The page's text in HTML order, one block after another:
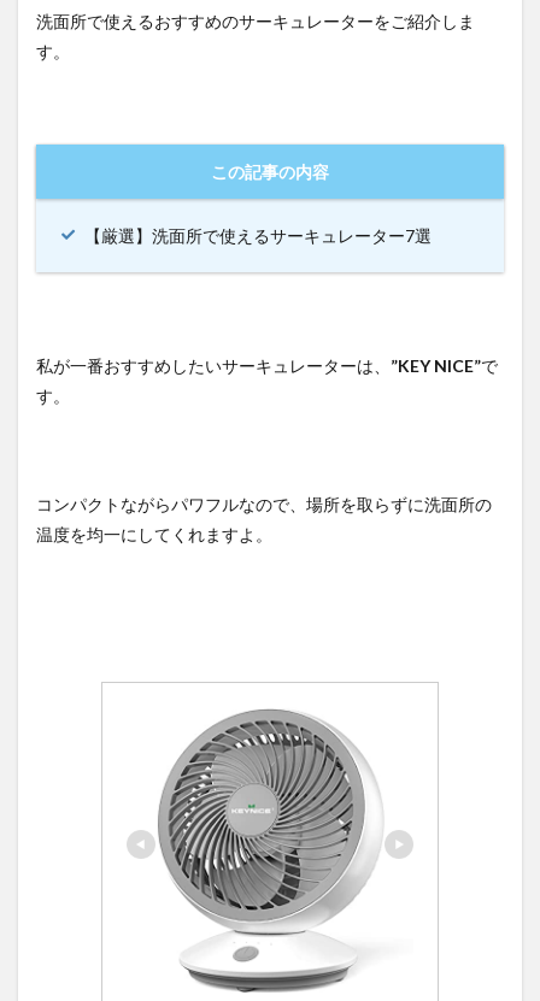
洗面所で使えるおすすめのサーキュレーターをご紹介しま
す。
この記事の内容
【厳選】洗面所で使えるサーキュレーター7選
私が一番おすすめしたいサーキュレーターは、 ”KEY NICE”で
す。
コンパクトながらパワフルなので、場所を取らずに洗面所の
温度を均一にしてくれますよ。